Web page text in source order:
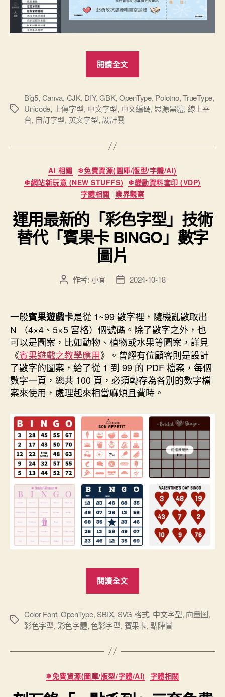
閱讀全文
線
上
2025
新
增：
傳
自
定
中
字
型
功
能”
標
Big5, Canva, CJK, DIY,GBK, OpenType, Polotno,TrueType,
Unicode, 上傳字型, 中文字型, 中文編碼, 思源黑體, 線上平
台, 自訂字型, 英文字型,設計雲
分
類
AI 相關 ❄免費資源(圖庫/版型/字體/AI)
❄網站新玩意 (NEW STUFFS) ❄變動資料套印 (VDP)
字體相關 業界觀察
運用最新的「彩色字型」技術
替代「賓果卡 BINGO」數字
圖片
文
者
作者: 小宜
文
佈
日
期
2024-10-18
一般賓果遊戲卡是從 1~99 數字裡，隨機亂數取出
N （4×4、5×5 宮格）個號碼。除了數字之外，也
可以是圖案，比如動物、植物或水果等圖案，詳見
《賓果遊戲之教學應用》。曾經有位顧客則是設計
了數字的圖案，給了從 1 到 99 的 PDF 檔案，每個
數字一頁，總共 100 頁，必須轉存為各別的數字檔
案來使用，處理起來相當麻煩且費時。
閱讀全文
新
的
色
型」
標
Color Font, OpenType,SBIX, SVG 格式, 中文字型, 向量圖,
彩色字型, 彩色字體, 色彩字型, 賓果卡,點陣圖
分
類
❄免費資源(圖庫/版型/字體/AI) 字體相關